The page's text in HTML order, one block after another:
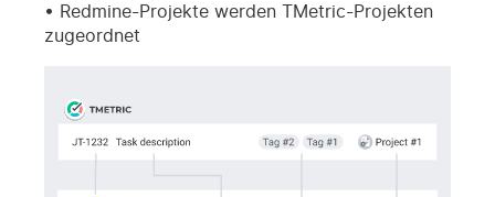
Redmine-Projekte werden TMetric-Projekten
zugeordnet